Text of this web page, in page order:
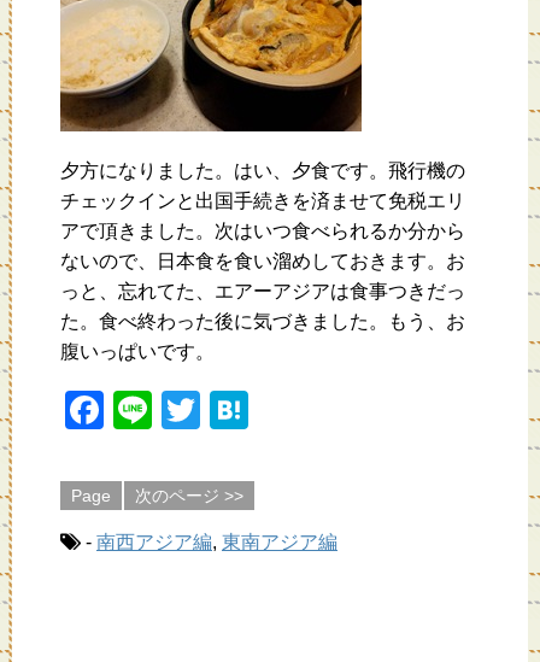
夕方になりました。はい、夕食です。飛行機の
チェックインと出国手続きを済ませて免税エリ
アで頂きました。次はいつ食べられるか分から
ないので、日本食を食い溜めしておきます。お
っと、忘れてた、エアーアジアは食事つきだっ
た。食べ終わった後に気づきました。もう、お
腹いっぱいです。
F
c
e
b
Li
e
T
tt
er
e
n
a
Page 次のページ >>
- 南西アジア編, 東南アジア編